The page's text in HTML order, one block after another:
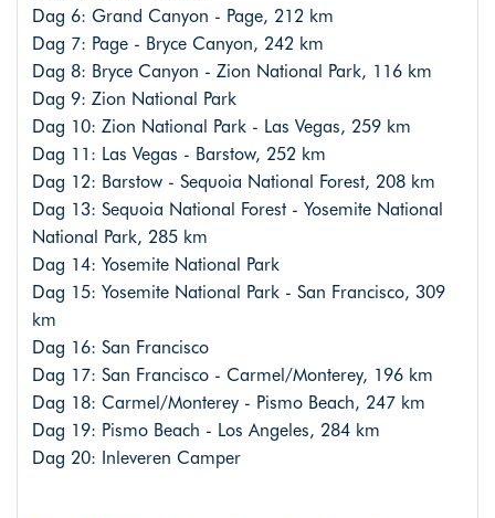
Dag 6: Grand Canyon - Page, 212 km
Dag 7: Page - Bryce Canyon, 242 km
Dag 8: Bryce Canyon - Zion National Park, 116 km
Dag 9: Zion National Park
Dag 10: Zion National Park - Las Vegas, 259 km
Dag 11: Las Vegas - Barstow, 252 km
Dag 12: Barstow - Sequoia National Forest, 208 km
Dag 13: Sequoia National Forest - Yosemite National
National Park, 285 km
Dag 14: Yosemite National Park
Dag 15: Yosemite National Park - San Francisco, 309
km
Dag 16: San Francisco
Dag 17: San Francisco - Carmel/Monterey, 196 km
Dag 18: Carmel/Monterey - Pismo Beach, 247 km
Dag 19: Pismo Beach - Los Angeles, 284 km
Dag 20: Inleveren Camper